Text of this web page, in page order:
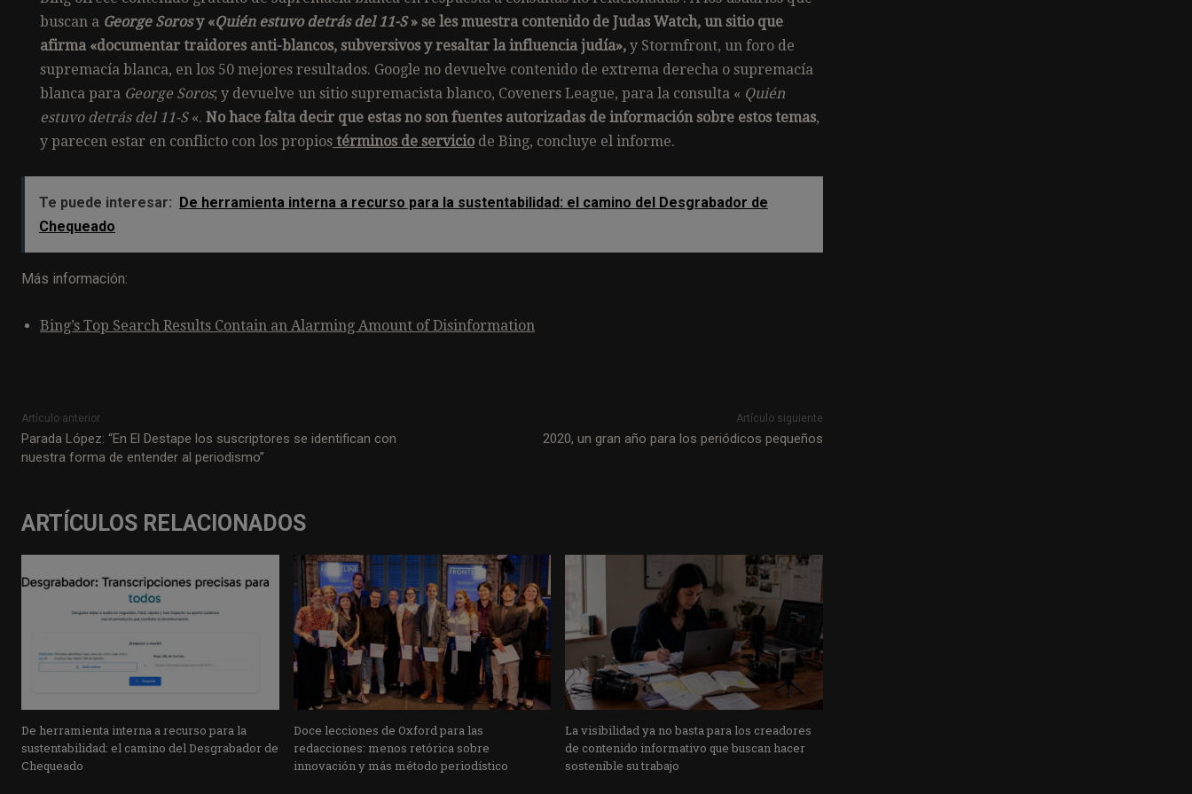
buscan a George Sorosy «Quién estuvo detrás del 11-S» se les muestra contenido de Judas Watch, un sitio que
afirma «documentar traidores anti-blancos, subversivos y resaltar la influencia judía», y Stormfront, un foro de
supremacía blanca, en los 50 mejores resultados. Google no devuelve contenido de extrema derecha o supremacía
blanca para George Soros; y devuelve un sitio supremacista blanco, Coveners League, para la consulta « Quién
estuvo detrás del 11-S«. No hace falta decir que estas no son fuentes autorizadas de información sobre estos temas,
y parecen estar en conflicto con los propios términos de servicio de Bing, concluye el informe.
Te puede interesar:
De herramienta interna a recurso para la sustentabilidad: el camino del Desgrabador de
Chequeado
Más información:
Bing’s Top Search Results Contain an Alarming Amount of Disinformation
Artículo anterior
Parada López: “En El Destape los suscriptores se identifican con
nuestra forma de entender al periodismo”
Artículo siguiente
2020, un gran año para los periódicos pequeños
ARTÍCULOS RELACIONADOS
De herramienta interna a recurso para la
sustentabilidad: el camino del Desgrabador de
Chequeado
Doce lecciones de Oxford para las
redacciones: menos retórica sobre
innovación y más método periodístico
La visibilidad ya no basta para los creadores
de contenido informativo que buscan hacer
sostenible su trabajo